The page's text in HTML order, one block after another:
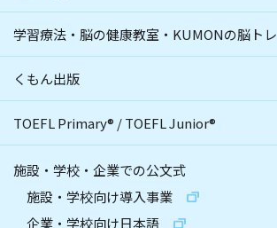
学習療法・脳の健康教室・KUMONの脳トレ
くもん出版
TOEFL Primary® /TOEFL Junior®
施設・学校・企業での公文式
施設・学校向け導入事業
企業・学校向け日本語